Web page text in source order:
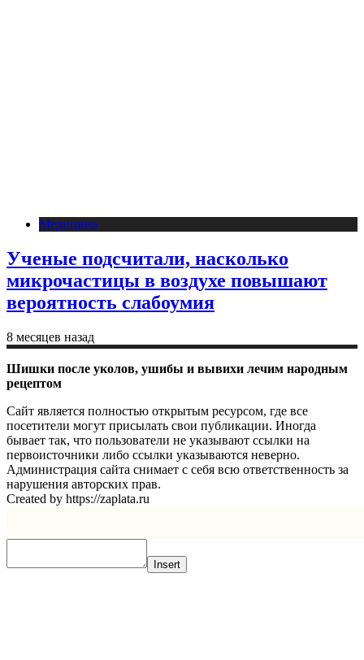
Медицина
Ученые подсчитали, насколько
микрочастицы в воздухе повышают
вероятность слабоумия
8 месяцев назад
Шишки после уколов, ушибы и вывихи лечим народным
рецептом
Сайт является полностью открытым ресурсом, где все
посетители могут присылать свои публикации. Иногда
бывает так, что пользователи не указывают ссылки на
первоисточники либо ссылки указываются неверно.
Администрация сайта снимает с себя всю ответственность за
нарушения авторских прав.
Created by https://zaplata.ru
Insert